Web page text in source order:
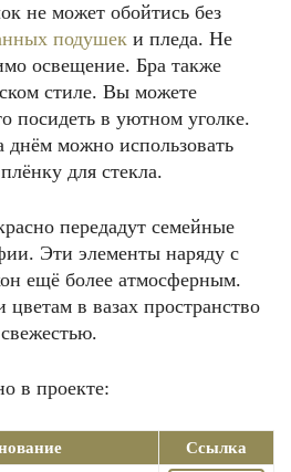
не может обойтись без
подушек и пледа. Не
освещение. Бра также
стиле. Вы можете
посидеть в уютном уголке.
можно использовать
для стекла.
передадут семейные
Эти элементы наряду с
ещё более атмосферным.
цветам в вазах пространство
в проекте:
Ссылка